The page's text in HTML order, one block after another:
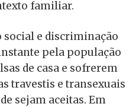
familiar.
social e discriminação
pela população
de casa e sofrerem
travestis e transexuais
sejam aceitas. Em